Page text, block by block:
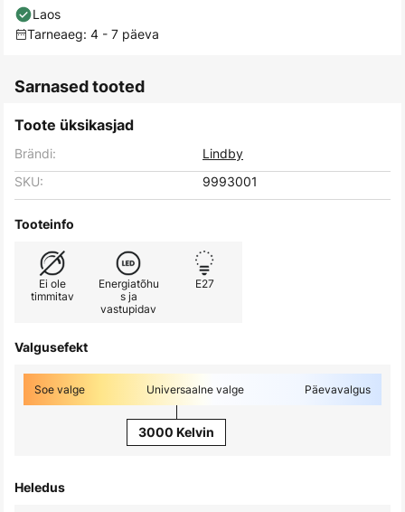
Laos
Tarneaeg: 4 - 7 päeva
Sarnased tooted
Toote üksikasjad
Brändi:
Lindby
SKU:
9993001
Tooteinfo
Ei ole
timmitav
Energiatõhu
s ja
vastupidav
E27
Valgusefekt
Soe valge Universaalne valge Päevavalgus
3000 Kelvin
Heledus